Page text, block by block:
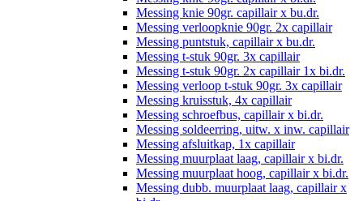
Messing knie 90gr. capillair x bu.dr.
Messing verloopknie 90gr. 2x capillair
Messing puntstuk, capillair x bu.dr.
Messing t-stuk 90gr. 3x capillair
Messing t-stuk 90gr. 2x capillair 1x bi.dr.
Messing verloop t-stuk 90gr. 3x capillair
Messing kruisstuk, 4x capillair
Messing schroefbus, capillair x bi.dr.
Messing soldeerring, uitw. x inw. capillair
Messing afsluitkap, 1x capillair
Messing muurplaat laag, capillair x bi.dr.
Messing muurplaat hoog, capillair x bi.dr.
Messing dubb. muurplaat laag, capillair x